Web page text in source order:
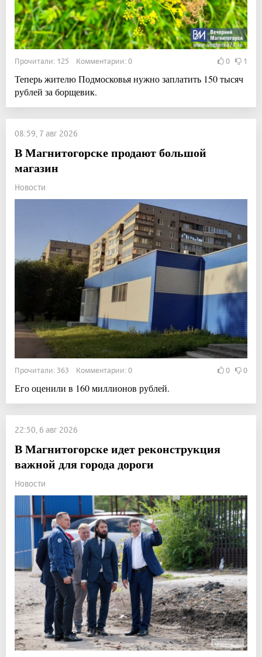
Прочитали: 125 Комментарии: 0 0 1
Теперь жителю Подмосковья нужно заплатить 150 тысяч
рублей за борщевик.
08:59, 7 авг 2026
В Магнитогорске продают большой
магазин
Новости
Прочитали: 363 Комментарии: 0 0 0
Его оценили в 160 миллионов рублей.
22:50, 6 авг 2026
В Магнитогорске идет реконструкция
важной для города дороги
Новости